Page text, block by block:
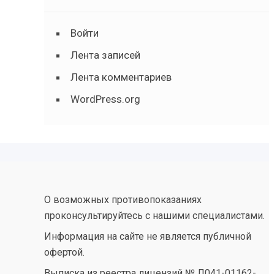
Войти
Лента записей
Лента комментариев
WordPress.org
О возможных противопоказаниях
проконсультируйтесь с нашими специалистами.
Информация на сайте не является публичной
офертой.